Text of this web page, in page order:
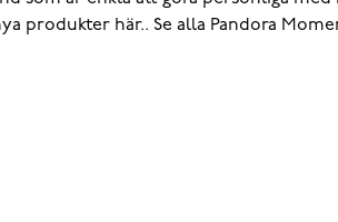
produkter här.. Se alla Pandora